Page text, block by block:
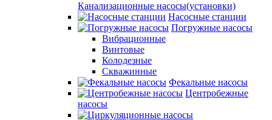
Канализационные насосы(установки)
Насосные станции
Погружные насосы
Вибрационные
Винтовые
Колодезные
Скважинные
Фекальные насосы
Центробежные
насосы